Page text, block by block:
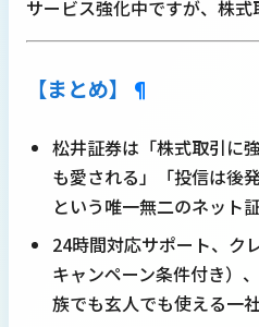
サービス強化中ですが、株式
【まとめ】 ¶
松井証券は「株式取引に
も愛される」「投信は後
という唯一無二のネット
24時間対応サポート、
キャンペーン条件付き）
族でも玄人でも使える一